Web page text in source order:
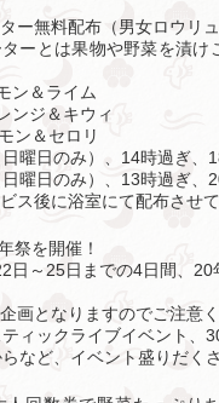
ー無料配布（男女ロウリュ
ーとは果物や野菜を漬け
ン＆ライム
ジ＆キウィ
ン＆セロリ
曜日のみ）、14時過ぎ、
曜日のみ）、13時過ぎ、
ス後に浴室にて配布させて
祭を開催！
日～25日までの4日間、
画となりますのでご注意
ィックライブイベント、
など、イベント盛りだくさ